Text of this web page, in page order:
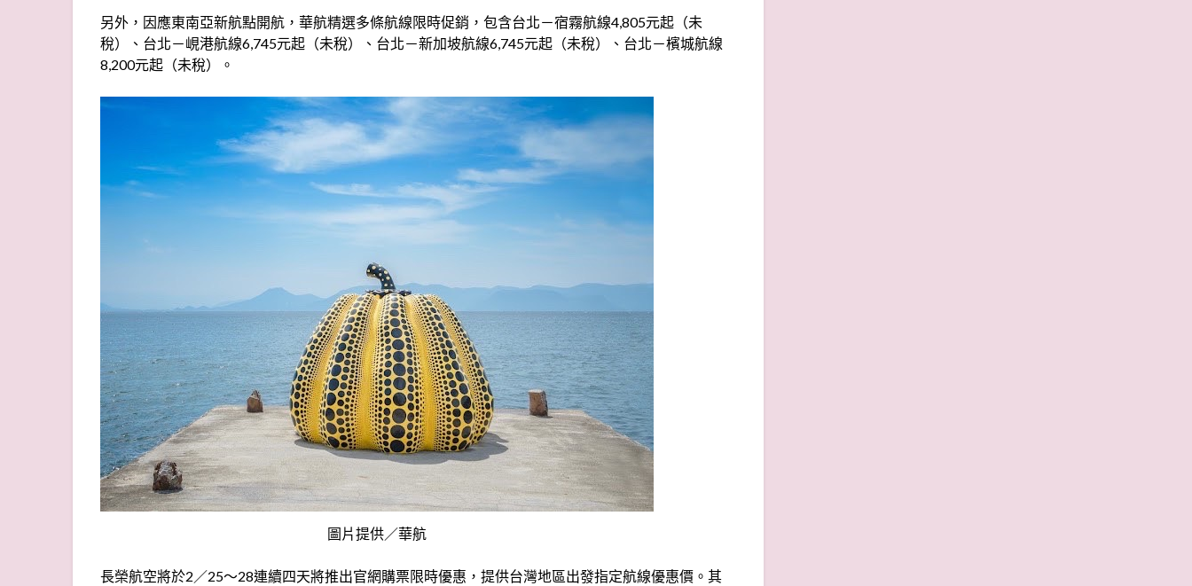
另外，因應東南亞新航點開航，華航精選多條航線限時促銷，包含台北－宿霧航線4,805元起（未
稅）、台北－峴港航線6,745元起（未稅）、台北－新加坡航線6,745元起（未稅）、台北－檳城航線
8,200元起（未稅）。
圖片提供／華航
長榮航空將於2／25～28連續四天將推出官網購票限時優惠，提供台灣地區出發指定航線優惠價。其